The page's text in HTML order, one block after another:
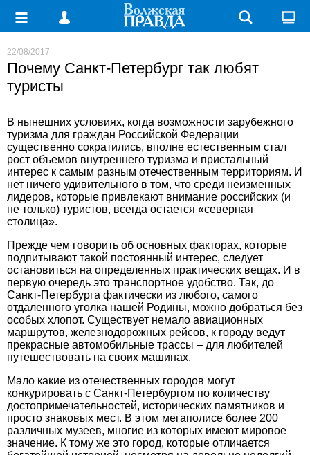
22/08/2017
Почему Санкт-Петербург так любят
туристы
В нынешних условиях, когда возможности зарубежного
туризма для граждан Российской Федерации
существенно сократились, вполне естественным стал
рост объемов внутреннего туризма и пристальный
интерес к самым разным отечественным территориям. И
нет ничего удивительного в том, что среди неизменных
лидеров, которые привлекают внимание российских (и
не только) туристов, всегда остается «северная
столица».
Прежде чем говорить об основных факторах, которые
подпитывают такой постоянный интерес, следует
остановиться на определенных практических вещах. И в
первую очередь это транспортное удобство. Так, до
Санкт-Петербурга фактически из любого, самого
отдаленного уголка нашей Родины, можно добраться без
особых хлопот. Существует немало авиационных
маршрутов, железнодорожных рейсов, к городу ведут
прекрасные автомобильные трассы – для любителей
путешествовать на своих машинах.
Мало какие из отечественных городов могут
конкурировать с Санкт-Петербургом по количеству
достопримечательностей, исторических памятников и
просто знаковых мест. В этом мегаполисе более 200
различных музеев, многие из которых имеют мировое
значение. К тому же это город, которые отличается